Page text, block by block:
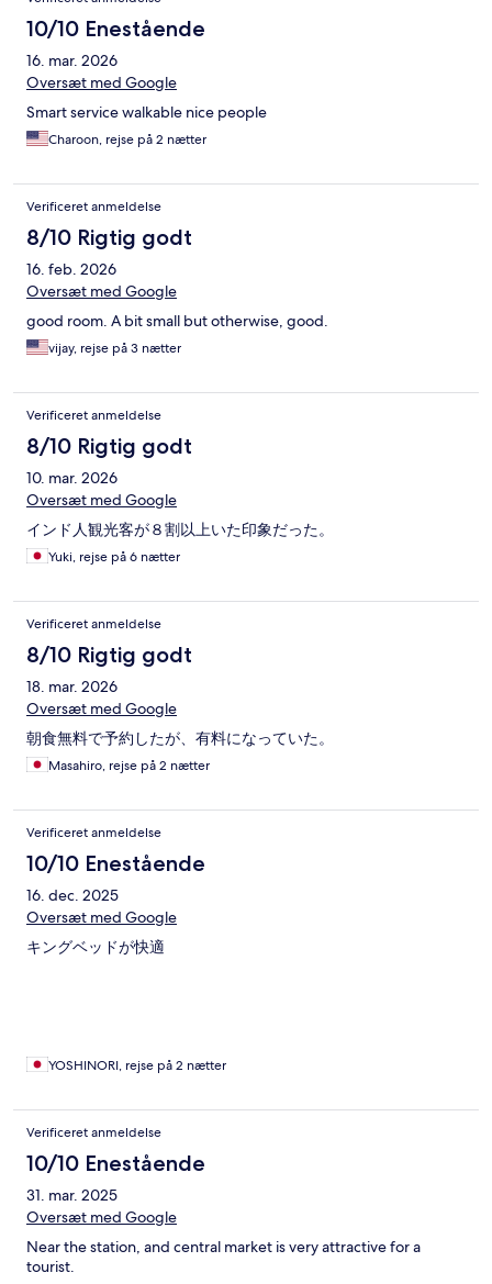
10/10 Enestående
16. mar. 2026
Oversæt med Google
Smart service walkable nice people
Charoon, rejse på 2 nætter
Verificeret anmeldelse
8/10 Rigtig godt
16. feb. 2026
Oversæt med Google
good room. A bit small but otherwise, good.
vijay, rejse på 3 nætter
Verificeret anmeldelse
8/10 Rigtig godt
10. mar. 2026
Oversæt med Google
インド人観光客が８割以上いた印象だった。
Yuki, rejse på 6 nætter
Verificeret anmeldelse
8/10 Rigtig godt
18. mar. 2026
Oversæt med Google
朝食無料で予約したが、有料になっていた。
Masahiro, rejse på 2 nætter
Verificeret anmeldelse
10/10 Enestående
16. dec. 2025
Oversæt med Google
キングベッドが快適
YOSHINORI, rejse på 2 nætter
Verificeret anmeldelse
10/10 Enestående
31. mar. 2025
Oversæt med Google
Near the station, and central market is very attractive for a
tourist.